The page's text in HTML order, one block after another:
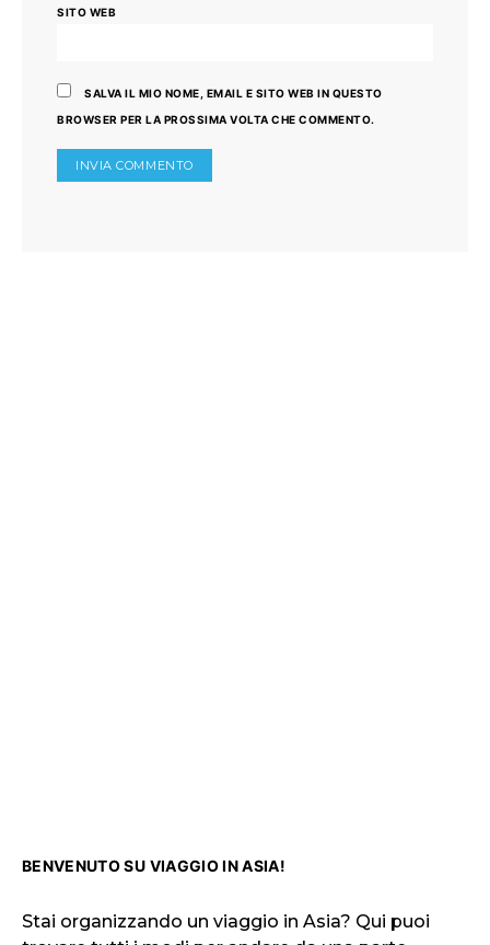
SITO WEB
SALVA IL MIO NOME, EMAIL E SITO WEB IN QUESTO
BROWSER PER LA PROSSIMA VOLTA CHE COMMENTO.
BENVENUTO SU VIAGGIO IN ASIA!
Stai organizzando un viaggio in Asia? Qui puoi